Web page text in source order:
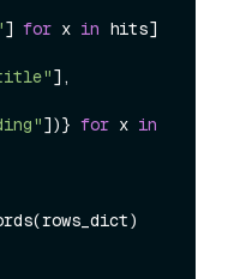
] for x in hits]
])} for x in